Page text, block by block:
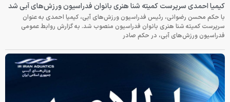
کیمیا احمدی سرپرست کمیته شنا هنری بانوان فدراسیون ورزش‌های آبی شد
با حکم محسن رضوانی، رئیس فدراسیون ورزش‌های آبی، کیمیا احمدی به عنوان
سرپرست کمیته شنا هنری بانوان فدراسیون منصوب شد. به گزارش روابط عمومی
فدراسیون ورزش‌های آبی، در حکم صادر